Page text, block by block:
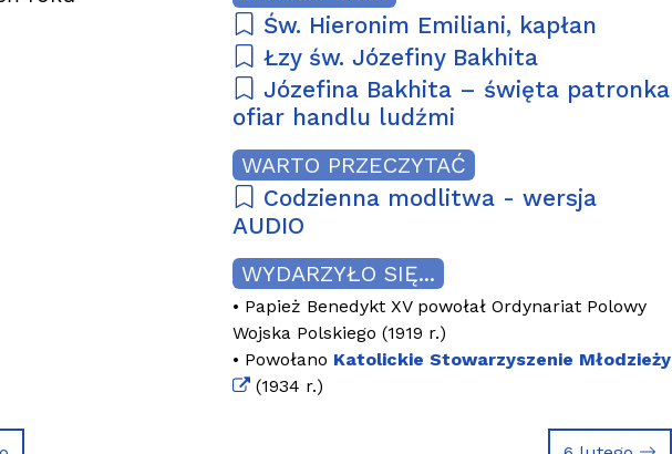
Św. Hieronim Emiliani, kapłan
Łzy św. Józefiny Bakhita
Józefina Bakhita – święta patronka
ofiar handlu ludźmi
WARTO PRZECZYTAĆ
Codzienna modlitwa - wersja
AUDIO
WYDARZYŁO SIĘ...
• Papież Benedykt XV powołał Ordynariat Polowy
Wojska Polskiego (1919 r.)
• Powołano Katolickie Stowarzyszenie Młodzieży
(1934 r.)